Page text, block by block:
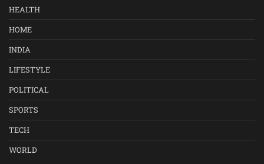
HEALTH
HOME
INDIA
LIFESTYLE
POLITICAL
SPORTS
TECH
WORLD